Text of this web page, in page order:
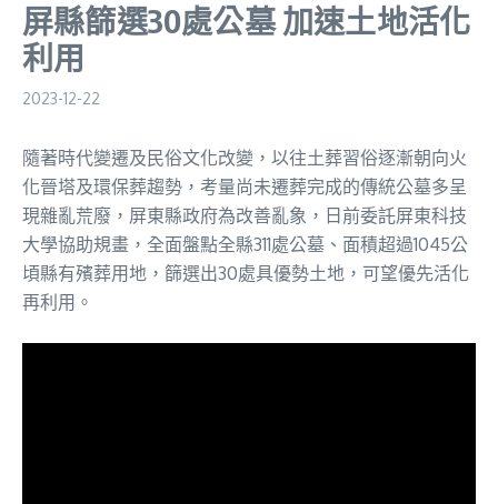
屏縣篩選30處公墓 加速土地活化
利用
2023-12-22
隨著時代變遷及民俗文化改變，以往土葬習俗逐漸朝向火
化晉塔及環保葬趨勢，考量尚未遷葬完成的傳統公墓多呈
現雜亂荒廢，屏東縣政府為改善亂象，日前委託屏東科技
大學協助規畫，全面盤點全縣311處公墓、面積超過1045公
頃縣有殯葬用地，篩選出30處具優勢土地，可望優先活化
再利用。